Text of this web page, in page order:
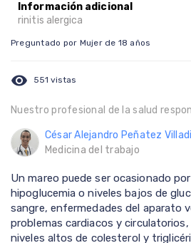
Información adicional
rinitis alergica
Preguntado por Mujer de 18 años
visibility 551 vistas
Nuestro profesional de la salud
César Alejandro Peñatez
Medicina del trabajo
Un mareo puede ser ocasionado
hipoglucemia o niveles bajos de
sangre, enfermedades del aparato
problemas cardiacos y
niveles altos de colesterol y